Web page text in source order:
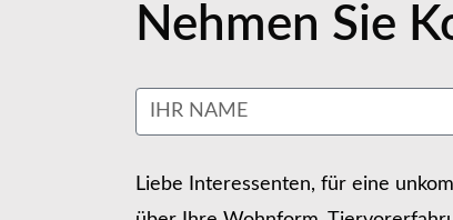
Nehmen Sie
Liebe Interessenten, für eine